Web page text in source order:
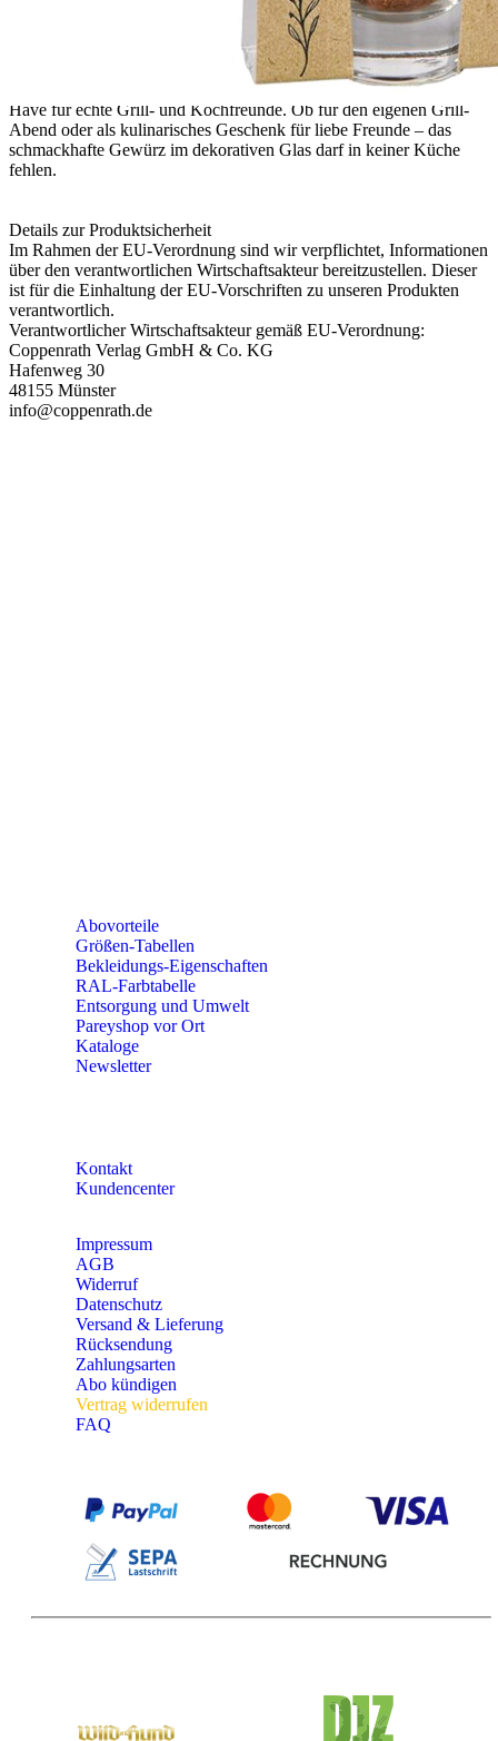
Das Gewürz eignet sich ideal zum Marinieren von Fleisch oder als
Finish direkt auf dem Grillgut. Mit einer Menge von 29 g in einer
kompakten Verpackung (ca. 7,5 x 17,5 x 3,5 cm) ist es ein Must-
Have für echte Grill- und Kochfreunde. Ob für den eigenen Grill-
Abend oder als kulinarisches Geschenk für liebe Freunde – das
schmackhafte Gewürz im dekorativen Glas darf in keiner Küche
fehlen.
Details zur Produktsicherheit
Im Rahmen der EU-Verordnung sind wir verpflichtet, Informationen
über den verantwortlichen Wirtschaftsakteur bereitzustellen. Dieser
ist für die Einhaltung der EU-Vorschriften zu unseren Produkten
verantwortlich.
Verantwortlicher Wirtschaftsakteur gemäß EU-Verordnung:
Coppenrath Verlag GmbH & Co. KG
Hafenweg 30
48155 Münster
info@coppenrath.de
Abovorteile
Größen-Tabellen
Bekleidungs-Eigenschaften
RAL-Farbtabelle
Entsorgung und Umwelt
Pareyshop vor Ort
Kataloge
Newsletter
Kontakt
Kundencenter
Impressum
AGB
Widerruf
Datenschutz
Versand & Lieferung
Rücksendung
Zahlungsarten
Abo kündigen
Vertrag widerrufen
FAQ